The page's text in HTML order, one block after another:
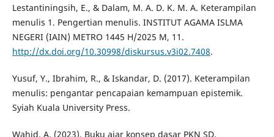
Lestantiningsih, E., & Dalam, M. A. D. K. M. A. Keterampilan
menulis 1. Pengertian menulis. INSTITUT AGAMA ISLMA
NEGERI (IAIN) METRO 1445 H/2025 M, 11.
http://dx.doi.org/10.30998/diskursus.v3i02.7408.
Yusuf, Y., Ibrahim, R., & Iskandar, D. (2017). Keterampilan
menulis: pengantar pencapaian kemampuan epistemik.
Syiah Kuala University Press.
Wahid. A. (2023). Buku ajar konsep dasar PKN SD.